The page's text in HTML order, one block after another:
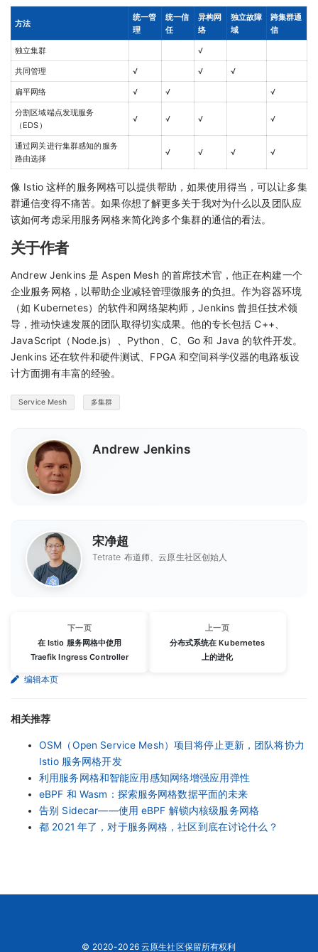
方法
统一管
理
统一信
任
异构网
络
独立故障
域
跨集群通
信
独立集群 √
共同管理 √ √ √
扁平网络 √ √ √
分割区域端点发现服务
（EDS）
√ √ √ √
通过网关进行集群感知的服务
路由选择
√ √ √ √
像 Istio 这样的服务网格可以提供帮助，如果使用得当，可以让多集
群通信变得不痛苦。如果你想了解更多关于我对为什么以及团队应
该如何考虑采用服务网格来简化跨多个集群的通信的看法。
关于作者
Andrew Jenkins 是 Aspen Mesh 的首席技术官，他正在构建一个
企业服务网格，以帮助企业减轻管理微服务的负担。作为容器环境
（如 Kubernetes）的软件和网络架构师，Jenkins 曾担任技术领
导，推动快速发展的团队取得切实成果。他的专长包括 C++、
JavaScript（Node.js）、Python、C、Go 和 Java 的软件开发。
Jenkins 还在软件和硬件测试、FPGA 和空间科学仪器的电路板设
计方面拥有丰富的经验。
Service Mesh 多集群
Andrew Jenkins
宋净超
Tetrate 布道师、云原生社区创始人
下一页
在 Istio 服务网格中使用
Traefik Ingress Controller
上一页
分布式系统在 Kubernetes
上的进化
编辑本页
相关推荐
OSM（Open Service Mesh）项目将停止更新，团队将协力
Istio 服务网格开发
利用服务网格和智能应用感知网络增强应用弹性
eBPF 和 Wasm：探索服务网格数据平面的未来
告别 Sidecar——使用 eBPF 解锁内核级服务网格
都 2021 年了，对于服务网格，社区到底在讨论什么？
© 2020-2026 云原生社区保留所有权利